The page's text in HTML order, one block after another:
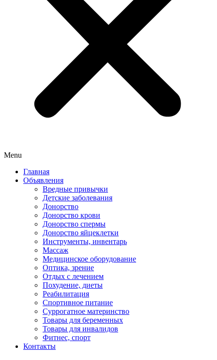
Menu
Главная
Объявления
Вредные привычки
Детские заболевания
Донорство
Донорство крови
Донорство спермы
Донорство яйцеклетки
Инструменты, инвентарь
Массаж
Медицинское оборудование
Оптика, зрение
Отдых с лечением
Похудение, диеты
Реабилитация
Спортивное питание
Суррогатное материнство
Товары для беременных
Товары для инвалидов
Фитнес, спорт
Контакты